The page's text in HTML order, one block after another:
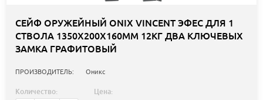
СЕЙФ ОРУЖЕЙНЫЙ ONIX VINCENT ЭФЕС ДЛЯ 1
СТВОЛА 1350Х200Х160ММ 12КГ ДВА КЛЮЧЕВЫХ
ЗАМКА ГРАФИТОВЫЙ
ПРОИЗВОДИТЕЛЬ: Оникс
Количество: Цена: